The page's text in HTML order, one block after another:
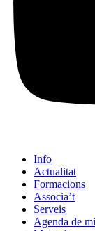
Info
Actualitat
Formacions
Associa’t
Serveis
Agenda de